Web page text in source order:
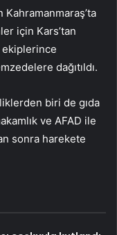
Kahramanmaraş’ta
için Kars’tan
ekiplerince
dağıtıldı.
biri de gıda
ve AFAD ile
sonra harekete